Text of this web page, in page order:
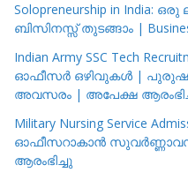
Solopreneurship in India:
ബിസിനസ്സ് തുടങ്ങാം |
Indian Army SSC Tech
ഓഫീസർ ഒഴിവുകൾ |
അവസരം | അപേക്ഷ
Military Nursing Service
ഓഫീസറാകാൻ
ആരംഭിച്ചു